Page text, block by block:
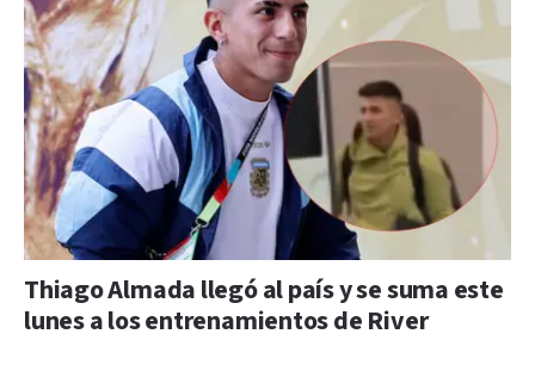
Thiago Almada llegó al país y se suma este
lunes a los entrenamientos de River